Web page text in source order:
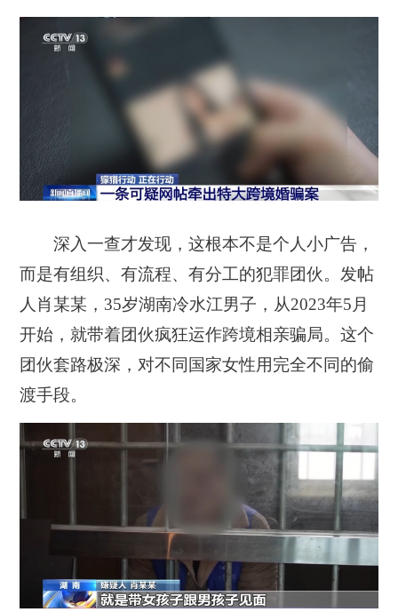
深入一查才发现，这根本不是个人小广告，
而是有组织、有流程、有分工的犯罪团伙。发帖
人肖某某，35岁湖南冷水江男子，从2023年5月
开始，就带着团伙疯狂运作跨境相亲骗局。这个
团伙套路极深，对不同国家女性用完全不同的偷
渡手段。